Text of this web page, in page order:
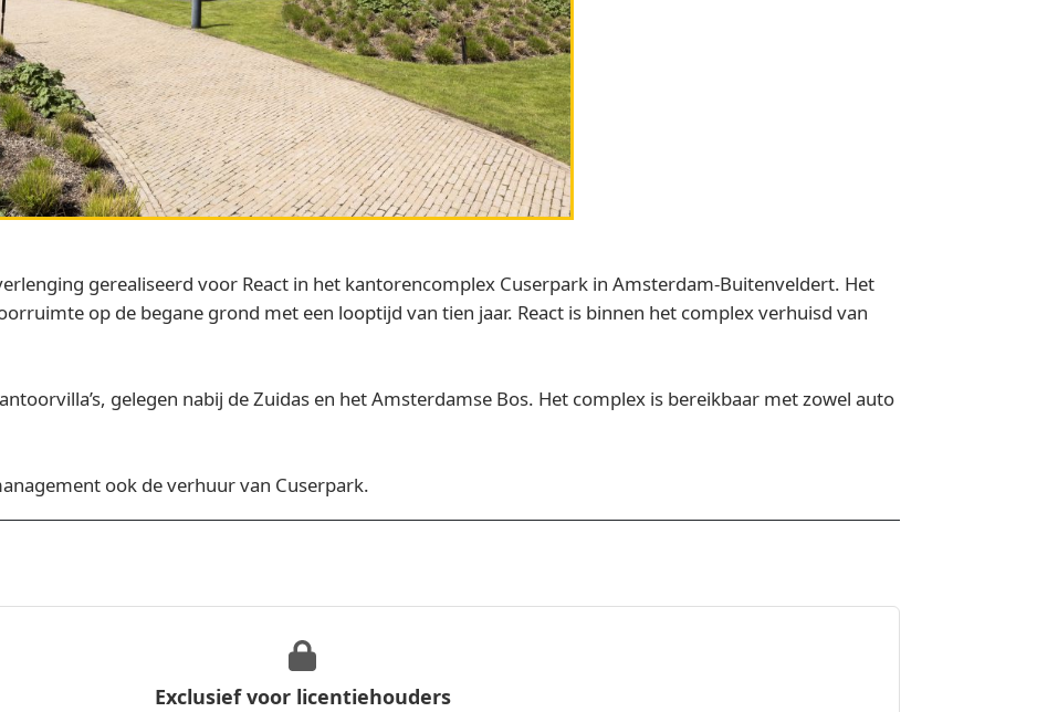
gerealiseerd voor React in het kantorencomplex Cuserpark in Amsterdam-Buitenveldert. Het
op de begane grond met een looptijd van tien jaar. React is binnen het complex verhuisd van
gelegen nabij de Zuidas en het Amsterdamse Bos. Het complex is bereikbaar met zowel auto
ook de verhuur van Cuserpark.
Exclusief voor licentiehouders